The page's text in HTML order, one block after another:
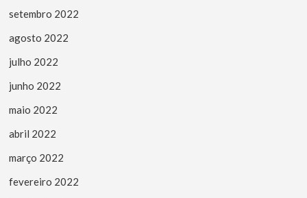
setembro 2022
agosto 2022
julho 2022
junho 2022
maio 2022
abril 2022
março 2022
fevereiro 2022